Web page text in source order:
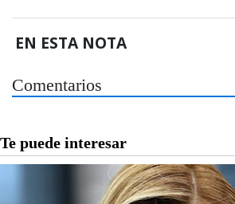
EN ESTA NOTA
Comentarios